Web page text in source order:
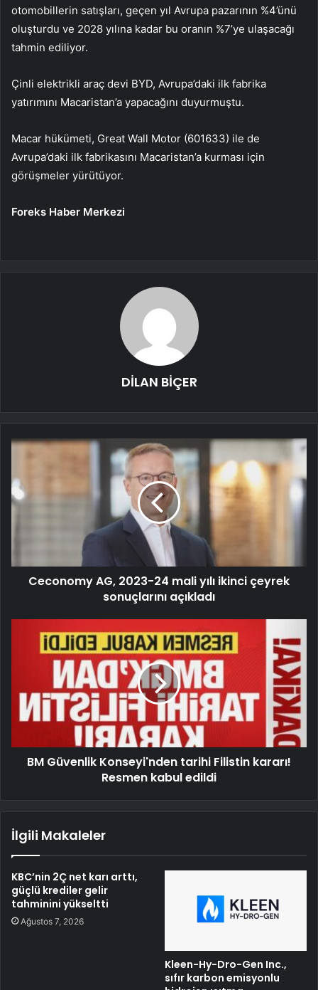
otomobillerin satışları, geçen yıl Avrupa pazarının %4’ünü
oluşturdu ve 2028 yılına kadar bu oranın %7’ye ulaşacağı
tahmin ediliyor.
Çinli elektrikli araç devi BYD, Avrupa’daki ilk fabrika
yatırımını Macaristan’a yapacağını duyurmuştu.
Macar hükümeti, Great Wall Motor (601633) ile de
Avrupa’daki ilk fabrikasını Macaristan’a kurması için
görüşmeler yürütüyor.
Foreks Haber Merkezi
DİLAN BİÇER
Ceconomy AG, 2023-24 mali yılı ikinci çeyrek
sonuçlarını açıkladı
BM Güvenlik Konseyi'nden tarihi Filistin kararı!
Resmen kabul edildi
İlgili Makaleler
KBC’nin 2Ç net karı arttı,
güçlü krediler gelir
tahminini yükseltti
Ağustos 7, 2026
Kleen-Hy-Dro-Gen Inc.,
sıfır karbon emisyonlu